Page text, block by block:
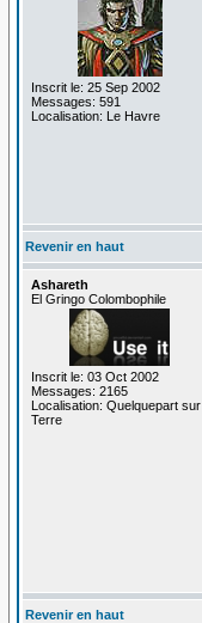
Inscrit le: 25 Sep 2002
Messages: 591
Localisation: Le Havre
Revenir en haut
Ashareth
El Gringo Colombophile
Inscrit le: 03 Oct 2002
Messages: 2165
Localisation: Quelquepart sur
Terre
Revenir en haut